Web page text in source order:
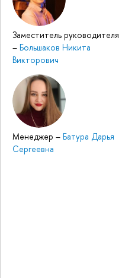
Заместитель руководителя
– Большаков Никита
Викторович
Менеджер – Батура Дарья
Сергеевна